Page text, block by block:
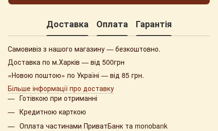
Доставка Оплата Гарантія
Самовивіз з нашого магазину — безкоштовно.
Доставка по м.Харків — від 500грн
«Новою поштою» по Україні — від 85 грн.
Більше інформації про доставку
Готівкою при отриманні
Кредитною карткою
Оплата частинами ПриватБанк та monobank